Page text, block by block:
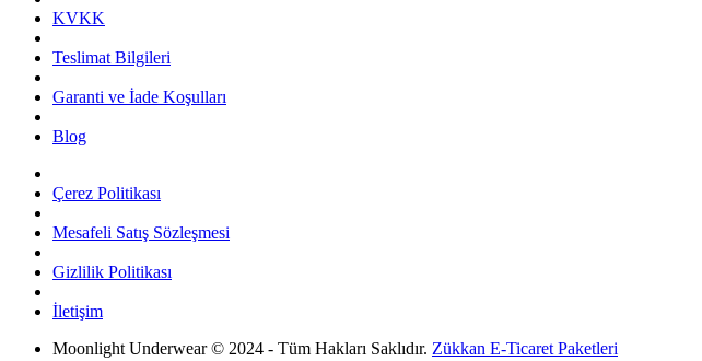
KVKK
Teslimat Bilgileri
Garanti ve İade Koşulları
Blog
Çerez Politikası
Mesafeli Satış Sözleşmesi
Gizlilik Politikası
İletişim
Moonlight Underwear © 2024 - Tüm Hakları Saklıdır. Zükkan E-Ticaret Paketleri